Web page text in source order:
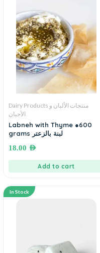
Dairy Products منتجات الألبان و
الأجبان
Labneh with Thyme ●600
grams لبنة بالزعتر
18.00 AED
Add to cart
In Stock